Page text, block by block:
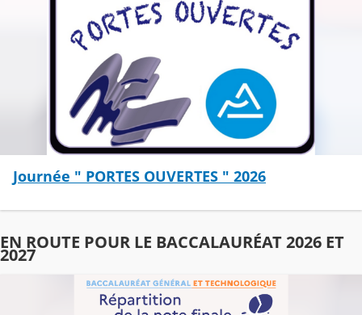
Journée " PORTES OUVERTES " 2026
EN ROUTE POUR LE BACCALAURÉAT 2026 ET
2027